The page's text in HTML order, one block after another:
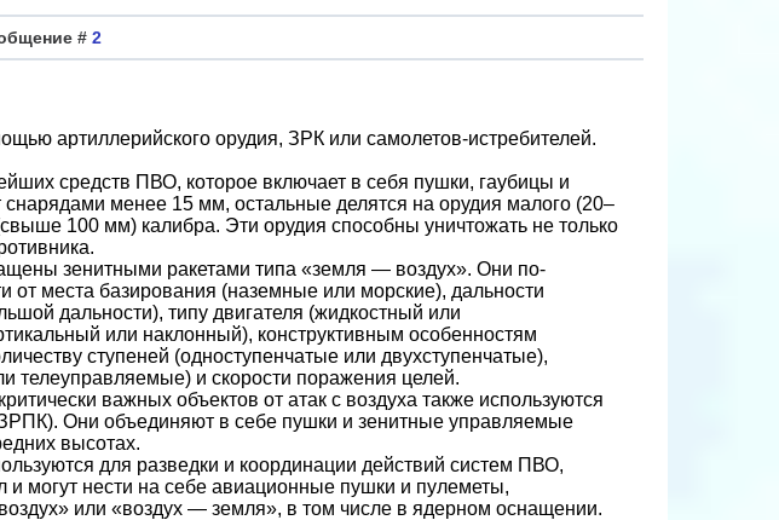
# 2
артиллерийского орудия, ЗРК или самолетов-истребителей.
средств ПВО, которое включает в себя пушки, гаубицы и
менее 15 мм, остальные делятся на орудия малого (20–
100 мм) калибра. Эти орудия способны уничтожать не только
зенитными ракетами типа «земля — воздух». Они по-
от места базирования (наземные или морские), дальности
дальности), типу двигателя (жидкостный или
или наклонный), конструктивным особенностям
ступеней (одноступенчатые или двухступенчатые),
телеуправляемые) и скорости поражения целей.
важных объектов от атак с воздуха также используются
Они объединяют в себе пушки и зенитные управляемые
высотах.
для разведки и координации действий систем ПВО,
и могут нести на себе авиационные пушки и пулеметы,
или «воздух — земля», в том числе в ядерном оснащении.